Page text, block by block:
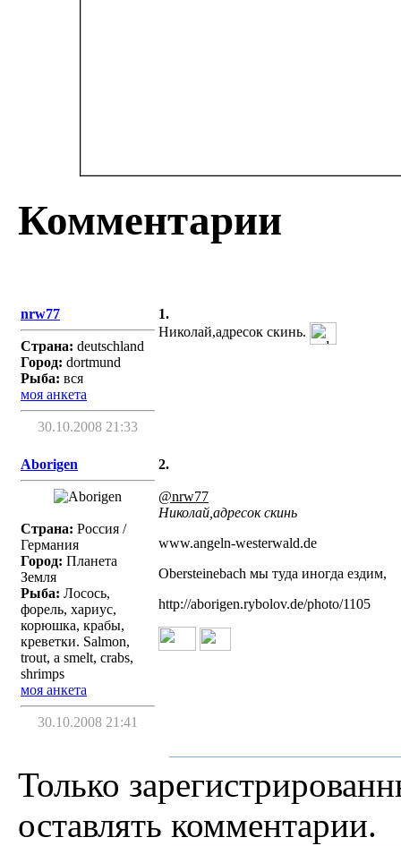
Комментарии
nrw77
Страна: deutschland
Город: dortmund
Рыба: вся
моя анкета
30.10.2008 21:33
1.
Николай,адресок скинь.
Aborigen
Страна: Россия /
Германия
Город: Планета
Земля
Рыба: Лосось,
форель, хариус,
корюшка, крабы,
креветки. Salmon,
trout, a smelt, crabs,
shrimps
моя анкета
30.10.2008 21:41
2.
@nrw77
Николай,адресок скинь
www.angeln-westerwald.de
Obersteinebach мы туда иногда ездим,
http://aborigen.rybolov.de/photo/1105
Только
оставлять комментарии.